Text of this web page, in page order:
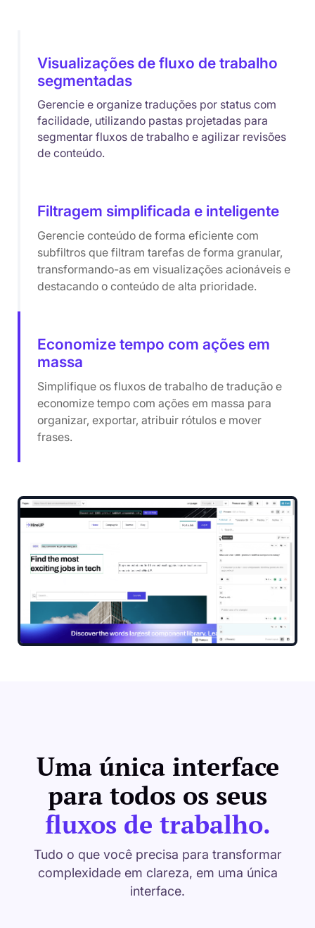
Visualizações de fluxo de trabalho
segmentadas
Gerencie e organize traduções por status com
facilidade, utilizando pastas projetadas para
segmentar fluxos de trabalho e agilizar revisões
de conteúdo.
Filtragem simplificada e inteligente
Gerencie conteúdo de forma eficiente com
subfiltros que filtram tarefas de forma granular,
transformando-as em visualizações acionáveis ​​e
destacando o conteúdo de alta prioridade.
Economize tempo com ações em
massa
Simplifique os fluxos de trabalho de tradução e
economize tempo com ações em massa para
organizar, exportar, atribuir rótulos e mover
frases.
Uma única interface
para todos os seus
fluxos de trabalho.
Tudo o que você precisa para transformar
complexidade em clareza, em uma única
interface.